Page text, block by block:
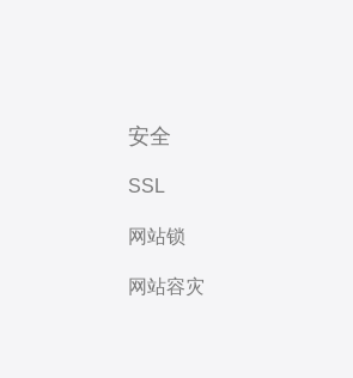
安全
SSL
网站锁
网站容灾